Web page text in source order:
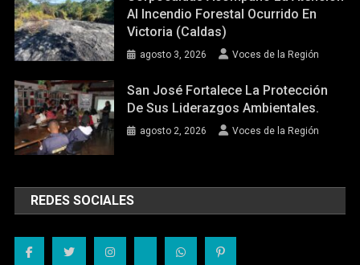
Al Incendio Forestal Ocurrido En
Victoria (Caldas)
agosto 3, 2026 Voces de la Región
San José Fortalece La Protección
De Sus Liderazgos Ambientales.
agosto 2, 2026 Voces de la Región
REDES SOCIALES